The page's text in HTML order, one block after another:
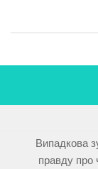
Випадкова
правду про